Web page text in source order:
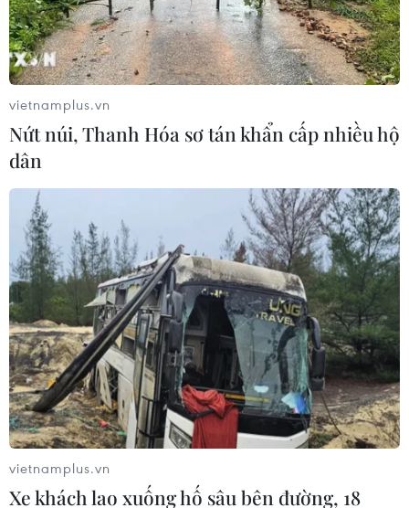
Theo hãng tin Kyodo, trong 2 ngày 7 và 8/3 vừa qua,
các quan chức cấp cao của Mỹ và Anh đã tiến hành
cuộc tham vấn về Ấn Độ Dương-Thái Bình Dương.
Ảnh hưởng của Khuôn khổ kinh tế Ấn Độ
Dương-Thái Bình Dương
25/03/2022 11:03
Khuôn khổ kinh tế Ấn Độ Dương-Thái Bình Dương sẽ
vietnamplus.vn
Nứt núi, Thanh Hóa sơ tán khẩn cấp nhiều hộ
dân
vietnamplus.vn
Xe khách lao xuống hố sâu bên đường, 18